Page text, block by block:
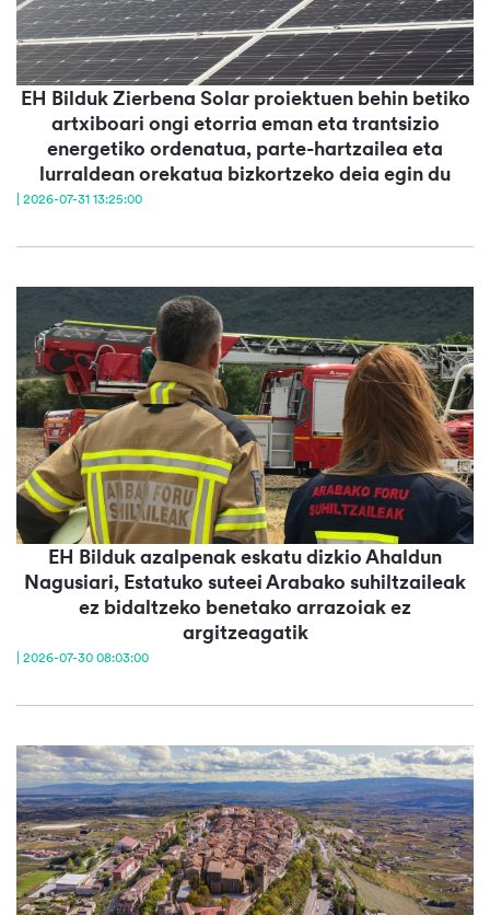
EH Bilduk Zierbena Solar proiektuen behin betiko
artxiboari ongi etorria eman eta trantsizio
energetiko ordenatua, parte-hartzailea eta
lurraldean orekatua bizkortzeko deia egin du
| 2026-07-31 13:25:00
EH Bilduk azalpenak eskatu dizkio Ahaldun
Nagusiari, Estatuko suteei Arabako suhiltzaileak
ez bidaltzeko benetako arrazoiak ez
argitzeagatik
| 2026-07-30 08:03:00